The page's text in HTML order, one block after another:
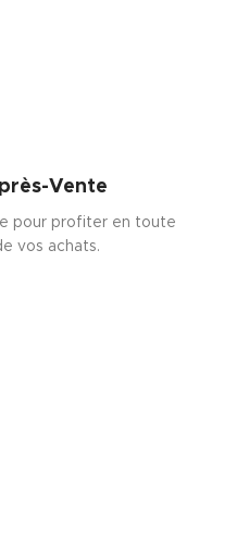
Vente
pour profiter en toute
vos achats.